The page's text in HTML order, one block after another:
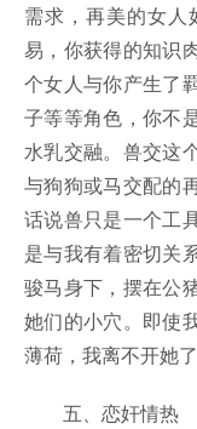
需求，再美的女
易，你获得的知识
个女人与你产生了
子等等角色，你不
水乳交融。兽交这
与狗狗或马交配的
话说兽只是一个工
是与我有着密切关
骏马身下，摆在公
她们的小穴。即使
薄荷，我离不开她了
五、恋奸情热